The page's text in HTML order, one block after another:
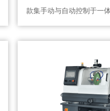
款集手动与自动控制于一
备，适用···